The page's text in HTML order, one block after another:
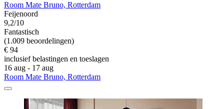
Room Mate Bruno, Rotterdam
Feijenoord
9,2/10
Fantastisch
(1.009 beoordelingen)
€ 94
inclusief belastingen en toeslagen
16 aug - 17 aug
Room Mate Bruno, Rotterdam